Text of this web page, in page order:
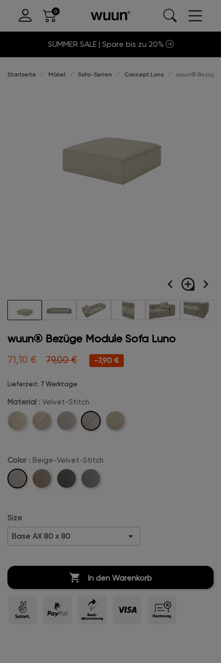
SUMMER SALE | Spare bis zu 20%
Startseite Möbel Sofa-Serien Concept Luno wuun® Bezüge
navigate_before loupe navigate_next
wuun® Bezüge Module Sofa Luno
71,10 € 79,00 € -7,90 €
Lieferzeit: 7 Werktage
Material : Velvet-Stitch
Cord
Cord-
Velvet
Velvet-
Stitch
Boucle
Color : Beige-Velvet-Stitch
Beige-
Velvet-
Camel-Anthrazit-Hellgrau-
Size
 In den Warenkorb